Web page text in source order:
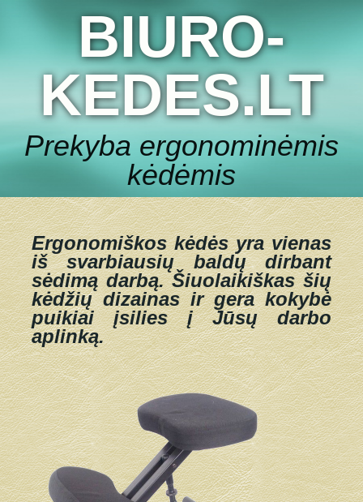
BIURO-
KEDES.LT
Prekyba ergonominėmis
kėdėmis
Ergonomiškos kėdės yra vienas
iš svarbiausių baldų dirbant
sėdimą darbą.Šiuolaikiškas šių
kėdžių dizainas ir gera kokybė
puikiai įsilies į Jūsų darbo
aplinką.